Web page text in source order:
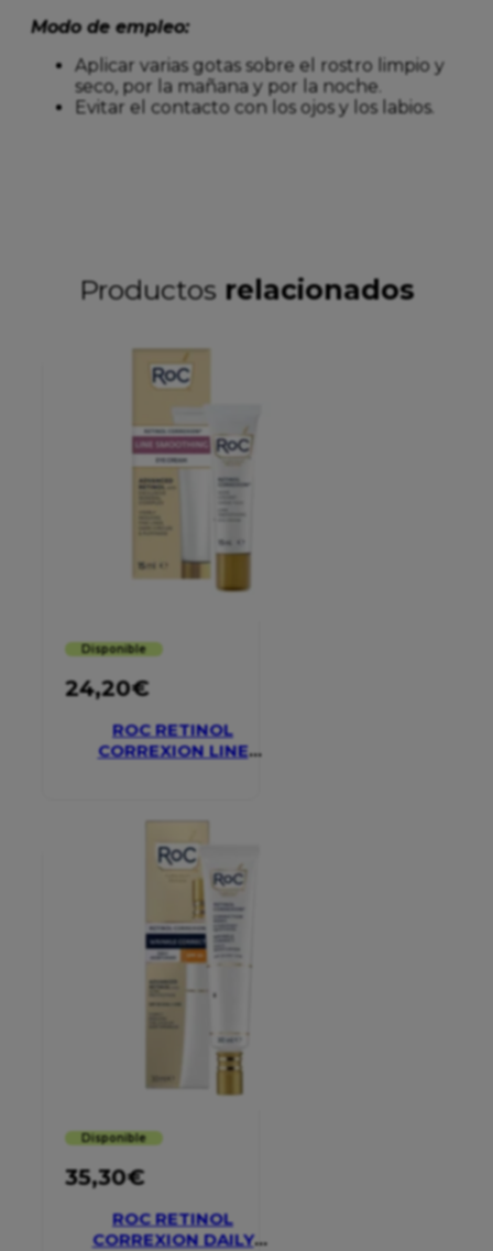
Modo de empleo:
Aplicar varias gotas sobre el rostro limpio y
seco, por la mañana y por la noche.
Evitar el contacto con los ojos y los labios.
Productos relacionados
Disponible
24,20€
ROC RETINOL
CORREXION LINE
Disponible
35,30€
ROC RETINOL
CORREXION DAILY